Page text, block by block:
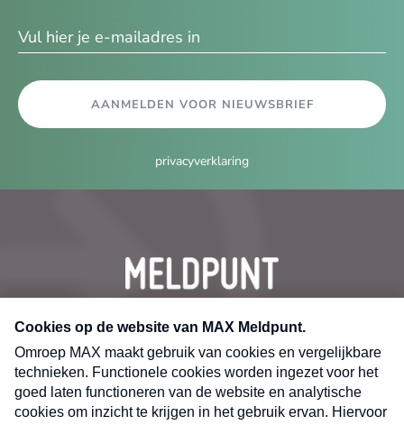
AANMELDEN VOOR NIEUWSBRIEF
privacyverklaring
CONTACT